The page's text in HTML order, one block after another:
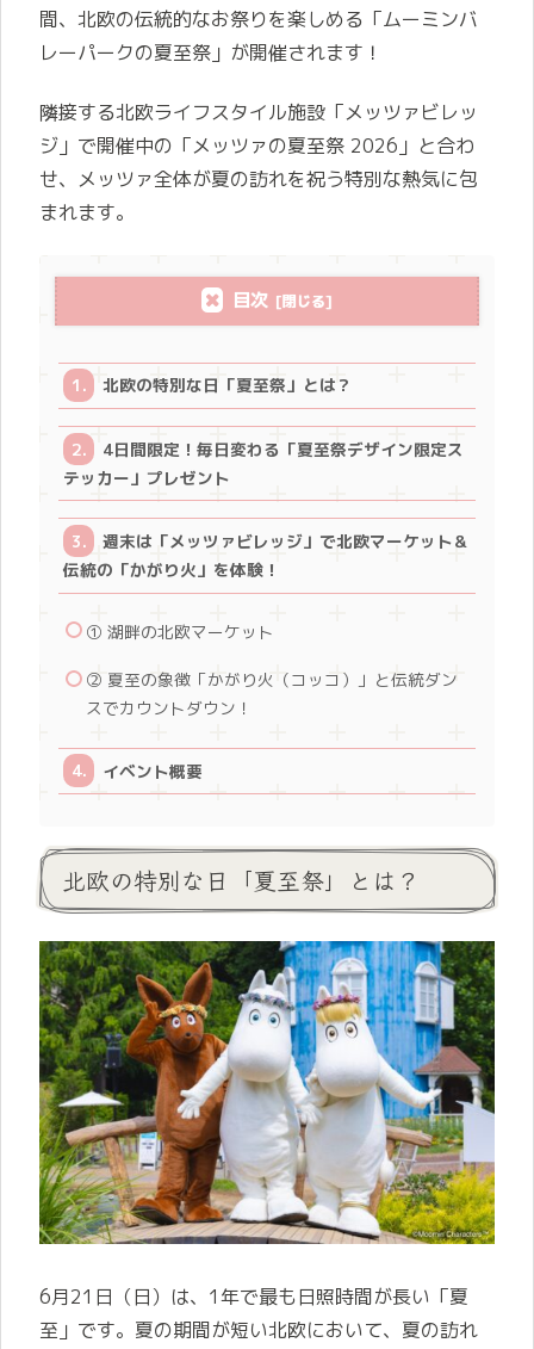
間、北欧の伝統的なお祭りを楽しめる「ムーミンバ
レーパークの夏至祭」が開催されます！
隣接する北欧ライフスタイル施設「メッツァビレッ
ジ」で開催中の「メッツァの夏至祭 2026」と合わ
せ、メッツァ全体が夏の訪れを祝う特別な熱気に包
まれます。
目次
北欧の特別な日「夏至祭」とは？
4日間限定！毎日変わる「夏至祭デザイン限定ス
テッカー」プレゼント
週末は「メッツァビレッジ」で北欧マーケット＆
伝統の「かがり火」を体験！
① 湖畔の北欧マーケット
② 夏至の象徴「かがり火（コッコ）」と伝統ダン
スでカウントダウン！
イベント概要
北欧の特別な日「夏至祭」とは？
6月21日（日）は、1年で最も日照時間が長い「夏
至」です。夏の期間が短い北欧において、夏の訪れ